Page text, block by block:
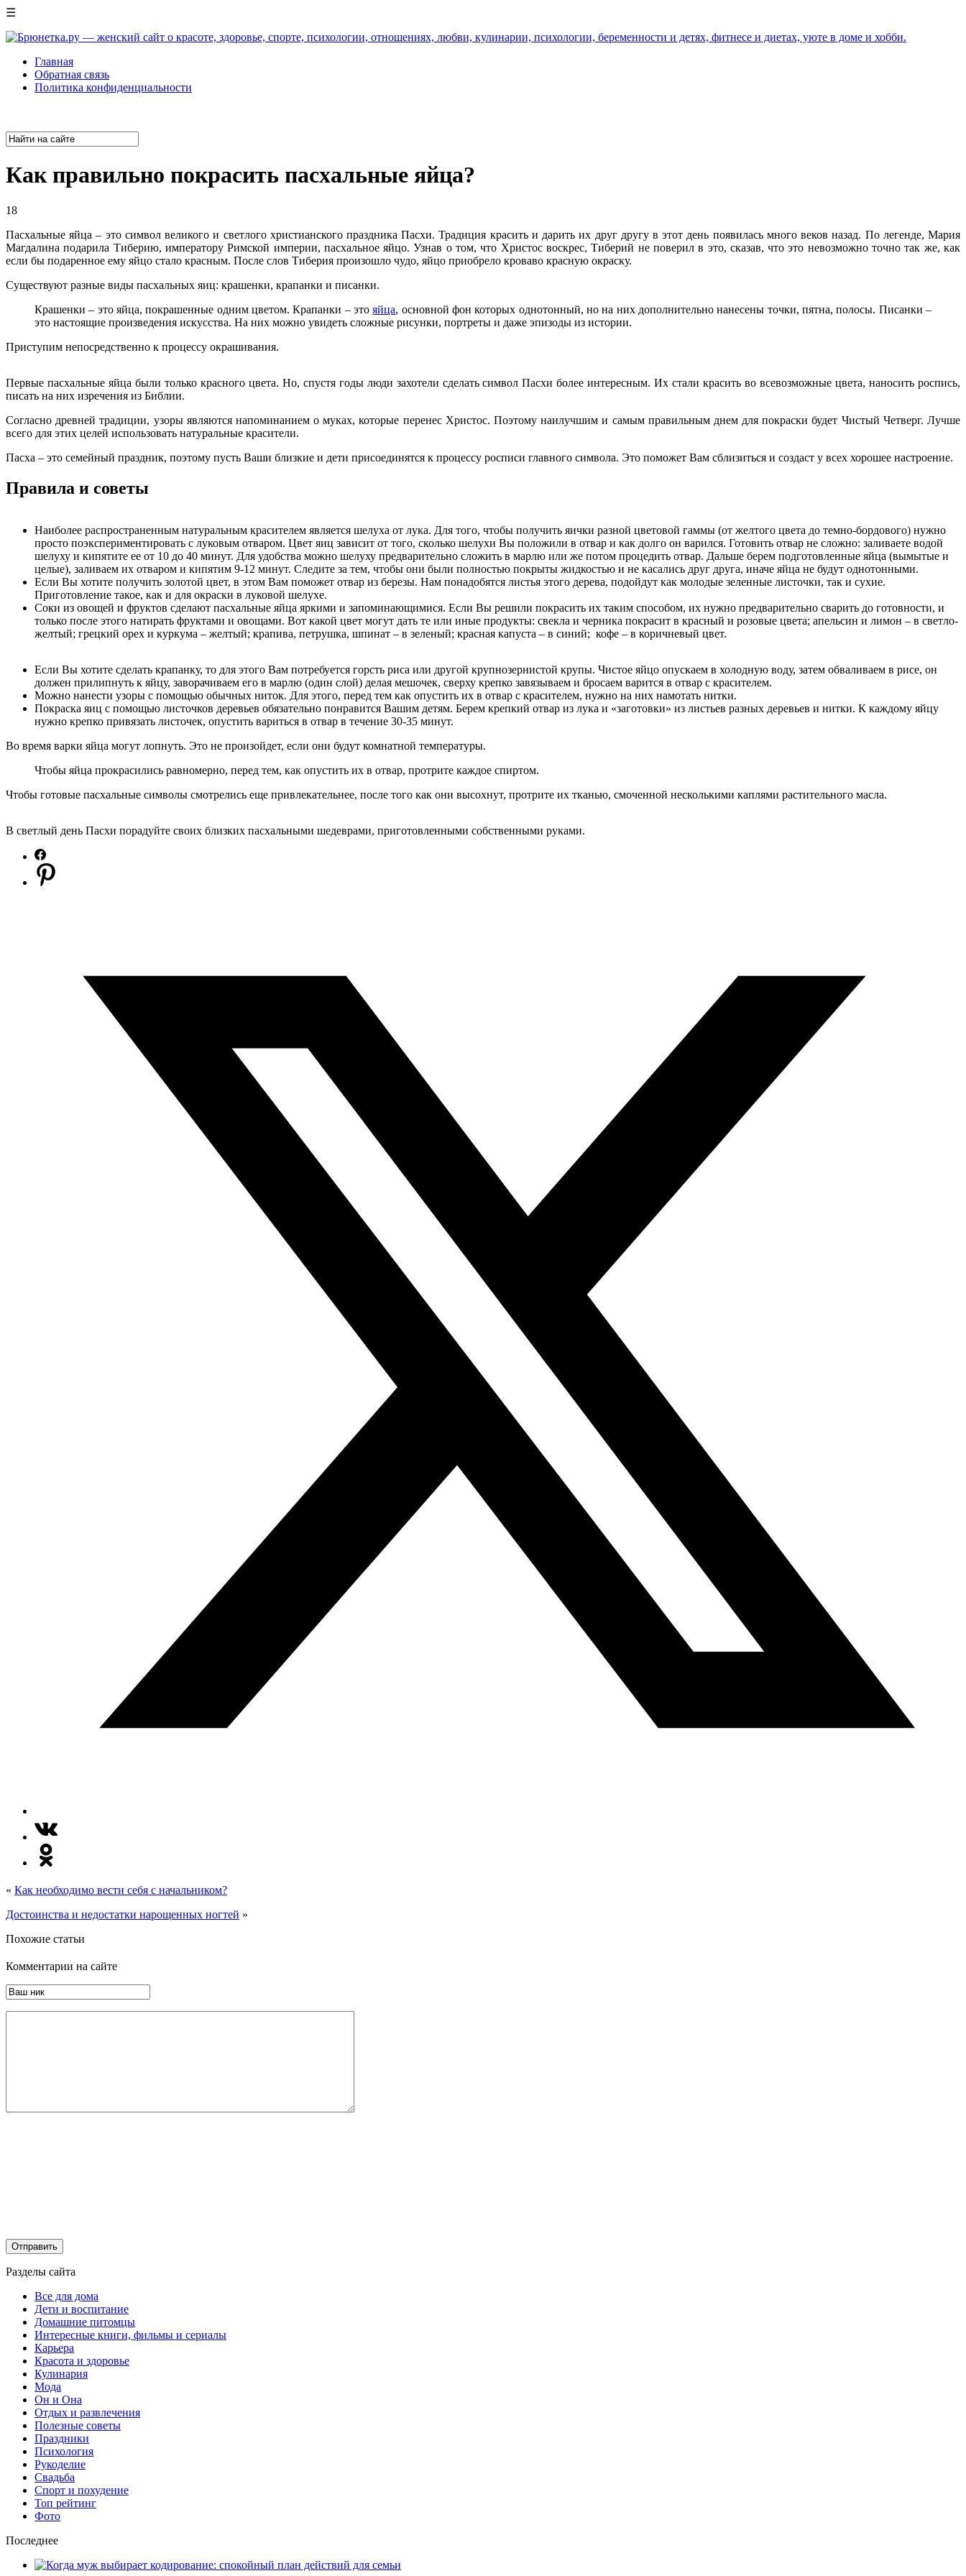
☰
Главная
Обратная связь
Политика конфиденциальности
Как правильно покрасить пасхальные яйца?
18
Пасхальные яйца – это символ великого и светлого христианского праздника Пасхи. Традиция красить и дарить их друг другу в этот день появилась много веков назад. По легенде, Мария
Магдалина подарила Тиберию, императору Римской империи, пасхальное яйцо. Узнав о том, что Христос воскрес, Тиберий не поверил в это, сказав, что это невозможно точно так же, как
если бы подаренное ему яйцо стало красным. После слов Тиберия произошло чудо, яйцо приобрело кроваво красную окраску.
Существуют разные виды пасхальных яиц: крашенки, крапанки и писанки.
Крашенки – это яйца, покрашенные одним цветом. Крапанки – этояйца, основной фон которых однотонный, но на них дополнительно нанесены точки, пятна, полосы. Писанки –
это настоящие произведения искусства. На них можно увидеть сложные рисунки, портреты и даже эпизоды из истории.
Приступим непосредственно к процессу окрашивания.
Первые пасхальные яйца были только красного цвета. Но, спустя годы люди захотели сделать символ Пасхи более интересным. Их стали красить во всевозможные цвета, наносить роспись,
писать на них изречения из Библии.
Согласно древней традиции, узоры являются напоминанием о муках, которые перенес Христос. Поэтому наилучшим и самым правильным днем для покраски будет Чистый Четверг. Лучше
всего для этих целей использовать натуральные красители.
Пасха – это семейный праздник, поэтому пусть Ваши близкие и дети присоединятся к процессу росписи главного символа. Это поможет Вам сблизиться и создаст у всех хорошее настроение.
Правила и советы
Наиболее распространенным натуральным красителем является шелуха от лука. Для того, чтобы получить яички разной цветовой гаммы (от желтого цвета до темно-бордового) нужно
просто поэкспериментировать с луковым отваром. Цвет яиц зависит от того, сколько шелухи Вы положили в отвар и как долго он варился. Готовить отвар не сложно: заливаете водой
шелуху и кипятите ее от 10 до 40 минут. Для удобства можно шелуху предварительно сложить в марлю или же потом процедить отвар. Дальше берем подготовленные яйца (вымытые и
целые), заливаем их отваром и кипятим 9-12 минут. Следите за тем, чтобы они были полностью покрыты жидкостью и не касались друг друга, иначе яйца не будут однотонными.
Если Вы хотите получить золотой цвет, в этом Вам поможет отвар из березы. Нам понадобятся листья этого дерева, подойдут как молодые зеленные листочки, так и сухие.
Приготовление такое, как и для окраски в луковой шелухе.
Соки из овощей и фруктов сделают пасхальные яйца яркими и запоминающимися. Если Вы решили покрасить их таким способом, их нужно предварительно сварить до готовности, и
только после этого натирать фруктами и овощами. Вот какой цвет могут дать те или иные продукты: свекла и черника покрасит в красный и розовые цвета; апельсин и лимон – в светло-
желтый; грецкий орех и куркума – желтый; крапива, петрушка, шпинат – в зеленый; красная капуста – в синий; кофе – в коричневый цвет.
Если Вы хотите сделать крапанку, то для этого Вам потребуется горсть риса или другой крупнозернистой крупы. Чистое яйцо опускаем в холодную воду, затем обваливаем в рисе, он
должен прилипнуть к яйцу, заворачиваем его в марлю (один слой) делая мешочек, сверху крепко завязываем и бросаем варится в отвар с красителем.
Можно нанести узоры с помощью обычных ниток. Для этого, перед тем как опустить их в отвар с красителем, нужно на них намотать нитки.
Покраска яиц с помощью листочков деревьев обязательно понравится Вашим детям. Берем крепкий отвар из лука и «заготовки» из листьев разных деревьев и нитки. К каждому яйцу
нужно крепко привязать листочек, опустить вариться в отвар в течение 30-35 минут.
Во время варки яйца могут лопнуть. Это не произойдет, если они будут комнатной температуры.
Чтобы яйца прокрасились равномерно, перед тем, как опустить их в отвар, протрите каждое спиртом.
Чтобы готовые пасхальные символы смотрелись еще привлекательнее, после того как они высохнут, протрите их тканью, смоченной несколькими каплями растительного масла.
В светлый день Пасхи порадуйте своих близких пасхальными шедеврами, приготовленными собственными руками.
« Как необходимо вести себя с начальником?
Достоинства и недостатки нарощенных ногтей »
Похожие статьи
Комментарии на сайте
Разделы сайта
Все для дома
Дети и воспитание
Домашние питомцы
Интересные книги, фильмы и сериалы
Карьера
Красота и здоровье
Кулинария
Мода
Он и Она
Отдых и развлечения
Полезные советы
Праздники
Психология
Рукоделие
Свадьба
Спорт и похудение
Топ рейтинг
Фото
Последнее